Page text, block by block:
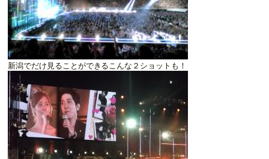
新潟でだけ見ることができるこんな２ショットも！